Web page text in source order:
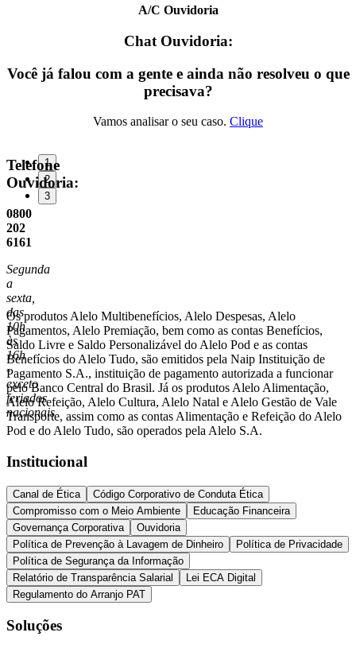
A/C Ouvidoria
Chat Ouvidoria:
Você já falou com a gente e ainda não resolveu o que
precisava?
Vamos analisar o seu caso. Clique
Telefone
Ouvidoria:
0800
202
6161
Segunda
a
sexta,
das
10h
às
16h
-
exceto
feriados
nacionais
1
2
3
Os produtos Alelo Multibenefícios, Alelo Despesas, Alelo
Pagamentos, Alelo Premiação, bem como as contas Benefícios,
Saldo Livre e Saldo Personalizável do Alelo Pod e as contas
Benefícios do Alelo Tudo, são emitidos pela Naip Instituição de
Pagamento S.A., instituição de pagamento autorizada a funcionar
pelo Banco Central do Brasil. Já os produtos Alelo Alimentação,
Alelo Refeição, Alelo Cultura, Alelo Natal e Alelo Gestão de Vale
Transporte, assim como as contas Alimentação e Refeição do Alelo
Pod e do Alelo Tudo, são operados pela Alelo S.A.
Institucional
Canal de Ética
Código Corporativo de Conduta Ética
Compromisso com o Meio Ambiente
Educação Financeira
Governança Corporativa
Ouvidoria
Política de Prevenção à Lavagem de Dinheiro
Política de Privacidade
Política de Segurança da Informação
Relatório de Transparência Salarial
Lei ECA Digital
Regulamento do Arranjo PAT
Soluções